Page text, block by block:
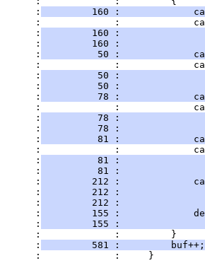
:
160 :
:             :
:
160 :
:
160 :
:
50 :
:             :
:
50 :
:
50 :
:
78 :
:             :
:
78 :
:
78 :
:
81 :
:             :
:
81 :
:
81 :
:
212 :
:
212 :
:
212 :
:
155 :
:
155 :
:             :         }
:
         581 :         buf++;
:             :     }